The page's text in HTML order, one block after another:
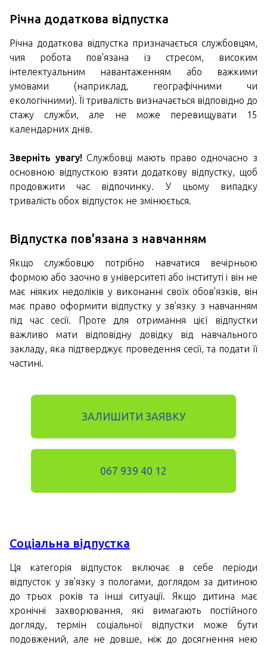
Річна додаткова відпустка
Річна додаткова відпустка призначається службовцям,
чия робота пов'язана із стресом, високим
інтелектуальним навантаженням або важкими
умовами (наприклад, географічними чи
екологічними). Її тривалість визначається відповідно до
стажу служби, але не може перевищувати 15
календарних днів.
Зверніть увагу! Службовці мають право одночасно з
основною відпусткою взяти додаткову відпустку, щоб
продовжити час відпочинку. У цьому випадку
тривалість обох відпусток не змінюється.
Відпустка пов'язана з навчанням
Якщо службовцю потрібно навчатися вечірньою
формою або заочно в університеті або інституті і він не
має ніяких недоліків у виконанні своїх обов'язків, він
має право оформити відпустку у зв'язку з навчанням
під час сесії. Проте для отримання цієї відпустки
важливо мати відповідну довідку від навчального
закладу, яка підтверджує проведення сесії, та подати її
частині.
ЗАЛИШИТИ ЗАЯВКУ
067 939 40 12
Соціальна відпустка
Ця категорія відпусток включає в себе періоди
відпусток у зв'язку з пологами, доглядом за дитиною
до трьох років та інші ситуації. Якщо дитина має
хронічні захворювання, які вимагають постійного
догляду, термін соціальної відпустки може бути
подовжений, але не довше, ніж до досягнення нею